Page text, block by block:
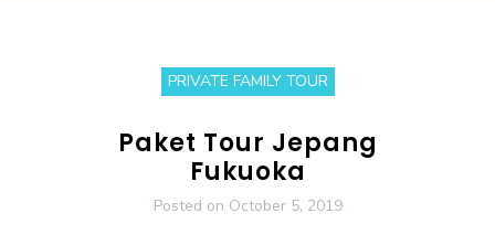
PRIVATE FAMILY TOUR
Paket Tour Jepang
Fukuoka
Posted on October 5, 2019